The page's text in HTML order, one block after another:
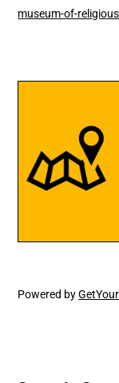
museum-of-
Powered by